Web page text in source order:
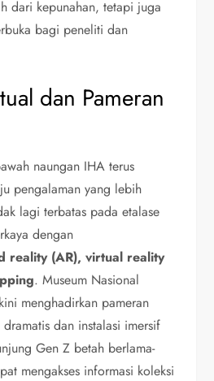
dari kepunahan, tetapi juga
bagi peneliti dan
dan Pameran
naungan IHA terus
pengalaman yang lebih
lagi terbatas pada etalase
dengan
reality (AR), virtual reality
. Museum Nasional
menghadirkan pameran
dan instalasi imersif
Gen Z betah berlama-
mengakses informasi koleksi